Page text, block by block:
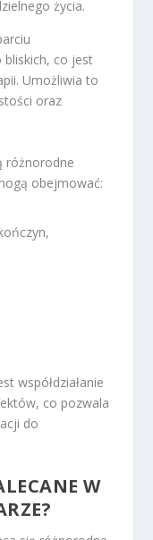
życia.
bliskich, co jest
Umożliwia to
oraz
różnorodne
obejmować:
współdziałanie
co pozwala
do
W